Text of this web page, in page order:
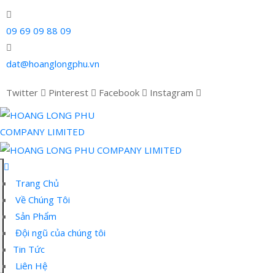
09 69 09 88 09
dat@hoanglongphu.vn
Twitter Pinterest Facebook Instagram
Trang Chủ
Về Chúng Tôi
Sản Phẩm
Đội ngũ của chúng tôi
Tin Tức
Liên Hệ